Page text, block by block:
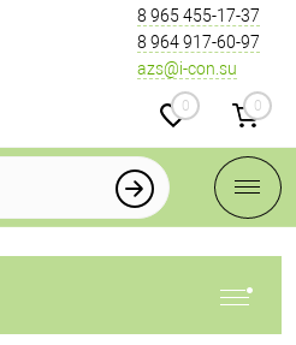
8 965 455-17-37
8 964 917-60-97
azs@i-con.su
0 0